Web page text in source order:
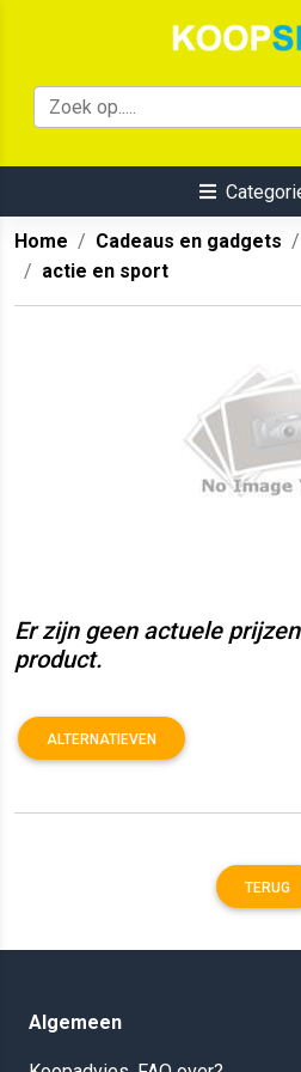
Home Cadeaus en gadgets
actie en sport
Er zijn geen actuele
product.
ALTERNATIEVEN
TERUG
Algemeen